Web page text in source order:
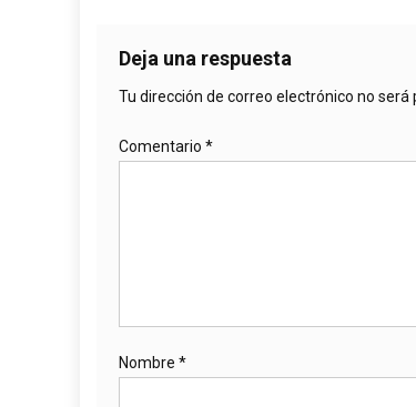
Deja una respuesta
Tu dirección de correo electrónico no será
Comentario *
Nombre *